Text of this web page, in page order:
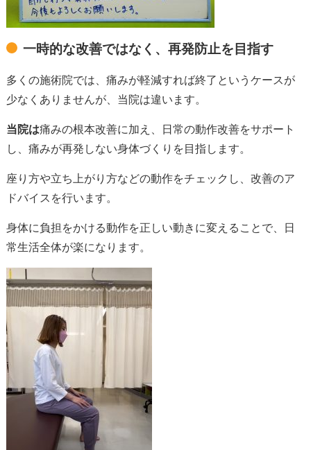
一時的な改善ではなく、再発防止を目指す
多くの施術院では、痛みが軽減すれば終了というケースが
少なくありませんが、当院は違います。
当院は痛みの根本改善に加え、日常の動作改善をサポート
し、痛みが再発しない身体づくりを目指します。
座り方や立ち上がり方などの動作をチェックし、改善のア
ドバイスを行います。
身体に負担をかける動作を正しい動きに変えることで、日
常生活全体が楽になります。